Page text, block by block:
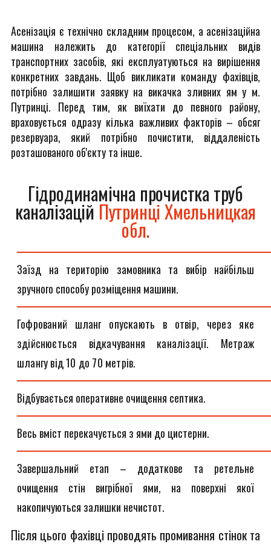
Асенізація є технічно складним процесом, а асенізаційна
машина належить до категорії спеціальних видів
транспортних засобів, які експлуатуються на вирішення
конкретних завдань. Щоб викликати команду фахівців,
потрібно залишити заявку на викачка зливних ям у м.
Путринці. Перед тим, як виїхати до певного району,
враховується одразу кілька важливих факторів – обсяг
резервуара, який потрібно почистити, віддаленість
розташованого об'єкту та інше.
Гідродинамічна прочистка труб
каналізацій Путринці Хмельницкая
обл.
Заїзд на територію замовника та вибір найбільш
зручного способу розміщення машини.
Гофрований шланг опускають в отвір, через яке
здійснюється відкачування каналізації. Метраж
шлангу від 10 до 70 метрів.
Відбувається оперативне очищення септика.
Весь вміст перекачується з ями до цистерни.
Завершальний етап – додаткове та ретельне
очищення стін вигрібної ями, на поверхні якої
накопичуються залишки нечистот.
Після цього фахівці проводять промивання стінок та